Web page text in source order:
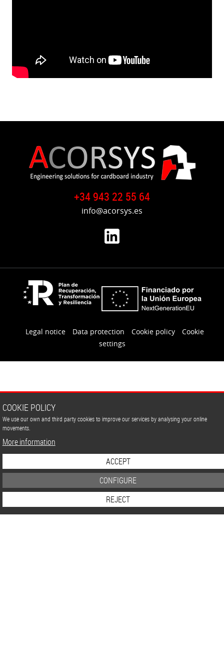
+34 943 22 55 64
info@acorsys.es
Legal notice Data protection Cookie policy
Cookie
settings
COOKIE POLICY
We use our own and third party cookies to improve our services by analysing your online
movements.
More information
ACCEPT
CONFIGURE
REJECT